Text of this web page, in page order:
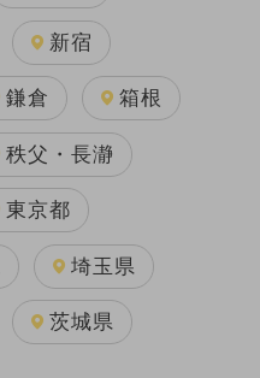
新宿
鎌倉 箱根
秩父・長瀞
東京都
埼玉県
茨城県